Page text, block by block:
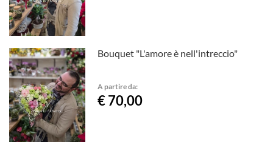
Bouquet "L'amore è nell'intreccio"
A partire da:
€ 70,00